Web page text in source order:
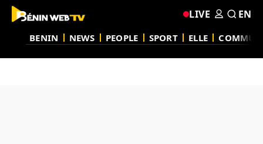
BENIN NEWS PEOPLE SPORT ELLE
LIVE EN